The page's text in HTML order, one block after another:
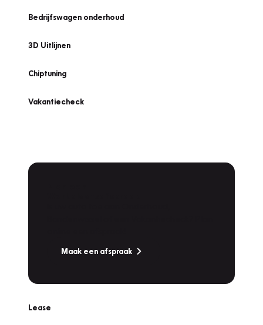
Bedrijfswagen onderhoud
3D Uitlijnen
Chiptuning
Vakantiecheck
Maak een afspraak
Lease